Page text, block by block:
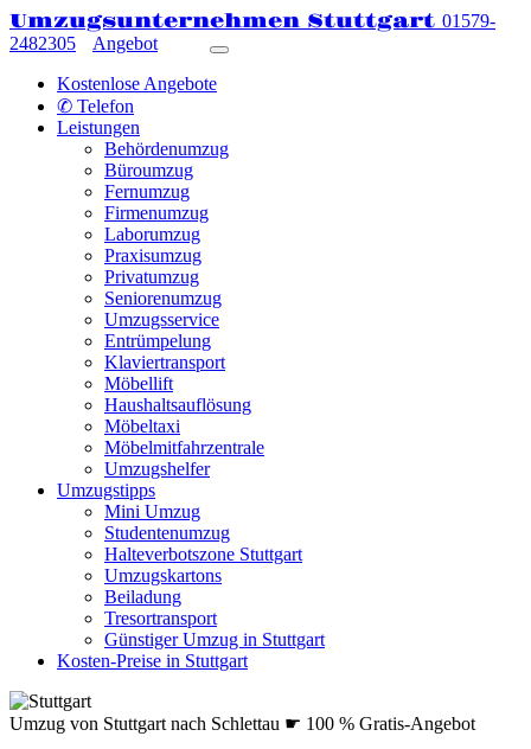
Umzugsunternehmen Stuttgart 01579-
2482305
Angebot
Kostenlose Angebote
✆ Telefon
Leistungen
Behördenumzug
Büroumzug
Fernumzug
Firmenumzug
Laborumzug
Praxisumzug
Privatumzug
Seniorenumzug
Umzugsservice
Entrümpelung
Klaviertransport
Möbellift
Haushaltsauflösung
Möbeltaxi
Möbelmitfahrzentrale
Umzugshelfer
Umzugstipps
Mini Umzug
Studentenumzug
Halteverbotszone Stuttgart
Umzugskartons
Beiladung
Tresortransport
Günstiger Umzug in Stuttgart
Kosten-Preise in Stuttgart
Umzug von Stuttgart nach Schlettau ☛ 100 % Gratis-Angebot